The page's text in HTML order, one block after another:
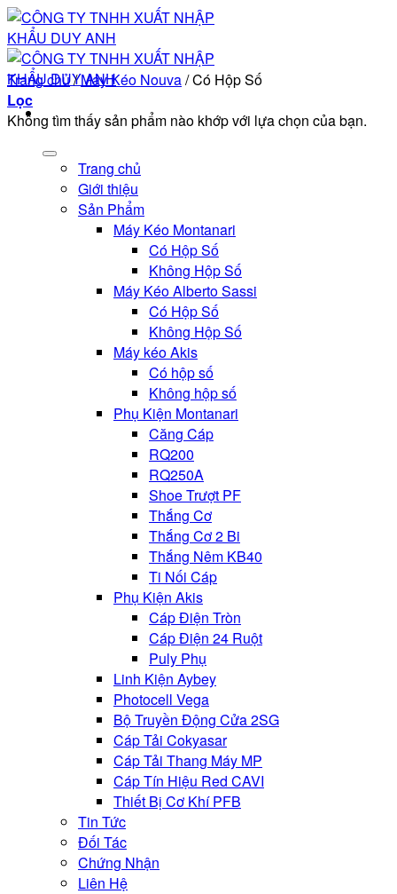
Bỏ
qua
nội
dung
Trang chủ
Giới thiệu
Sản Phẩm
Máy Kéo Montanari
Có Hộp Số
Không Hộp Số
Máy Kéo Alberto Sassi
Có Hộp Số
Không Hộp Số
Máy kéo Akis
Có hộp số
Không hộp số
Phụ Kiện Montanari
Căng Cáp
RQ200
RQ250A
Shoe Trượt PF
Thắng Cơ
Thắng Cơ 2 Bi
Thắng Nêm KB40
Ti Nối Cáp
Phụ Kiện Akis
Cáp Điện Tròn
Cáp Điện 24 Ruột
Puly Phụ
Linh Kiện Aybey
Photocell Vega
Bộ Truyền Động Cửa 2SG
Cáp Tải Cokyasar
Cáp Tải Thang Máy MP
Cáp Tín Hiệu Red CAVI
Thiết Bị Cơ Khí PFB
Tin Tức
Đối Tác
Chứng Nhận
Liên Hệ
Trang chủ/Máy Kéo Nouva/Có Hộp Số
Lọc
Không tìm thấy sản phẩm nào khớp với lựa chọn của bạn.